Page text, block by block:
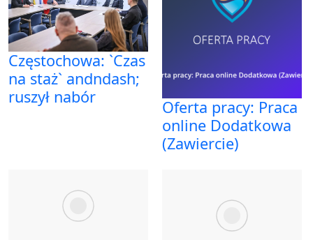
Częstochowa: `Czas
na staż` andndash;
ruszył nabór
Oferta pracy: Praca
online Dodatkowa
(Zawiercie)